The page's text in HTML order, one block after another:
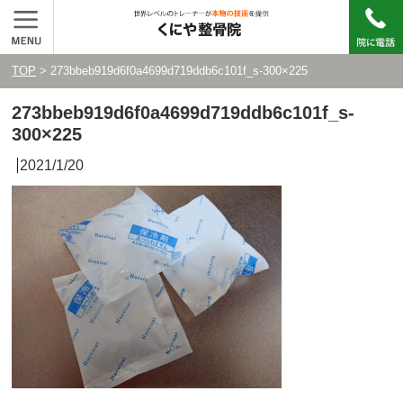
TOP > 273bbeb919d6f0a4699d719ddb6c101f_s-300×225
273bbeb919d6f0a4699d719ddb6c101f_s-
300×225
2021/1/20